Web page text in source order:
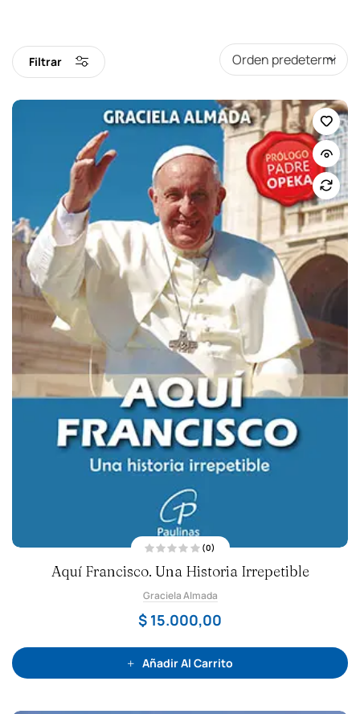
Filtrar
a
l
r
a
d
o
n
0
d
(0)
Aquí Francisco. Una Historia Irrepetible
Graciela Almada
$ 15.000,00
Añadir Al Carrito